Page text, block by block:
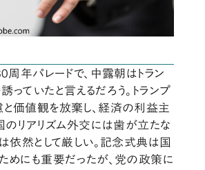
年パレードで、中露朝はトラン
ていたと言えるだろう。トランプ
価値観を放棄し、経済の利益主
のリアリズム外交には歯が立たな
依然として厳しい。記念式典は国
めにも重要だったが、党の政策に